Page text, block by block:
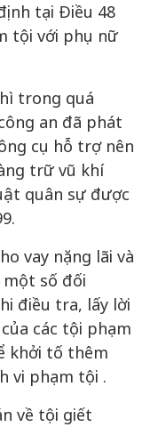
tại Điều 48
tội với phụ nữ
trong quá
an đã phát
cụ hỗ trợ nên
trữ vũ khí
quân sự được
vay nặng lãi và
một số đối
điều tra, lấy lời
các tội phạm
khởi tố thêm
vi phạm tội .
về tội giết